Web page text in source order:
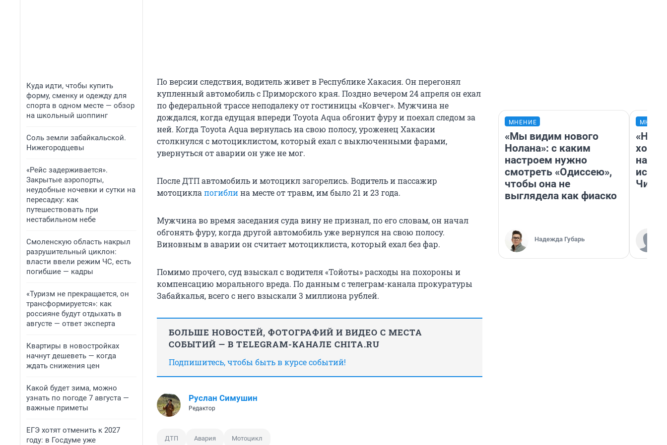
Куда идти, чтобы купить
форму, сменку и одежду для
спорта в одном месте — обзор
на школьный шоппинг
Соль земли забайкальской.
Нижегородцевы
«Рейс задерживается».
Закрытые аэропорты,
неудобные ночевки и сутки на
пересадку: как
путешествовать при
нестабильном небе
Смоленскую область накрыл
разрушительный циклон:
власти ввели режим ЧС, есть
погибшие — кадры
«Туризм не прекращается, он
трансформируется»: как
россияне будут отдыхать в
августе — ответ эксперта
Квартиры в новостройках
начнут дешеветь — когда
ждать снижения цен
Какой будет зима, можно
узнать по погоде 7 августа —
важные приметы
ЕГЭ хотят отменить к 2027
году: в Госдуме уже
По версии следствия, водитель живет в Республике Хакасия. Он перегонял
купленный автомобиль с Приморского края. Поздно вечером 24 апреля он ехал
по федеральной трассе неподалеку от гостиницы «Ковчег». Мужчина не
дождался, когда едущая впереди Toyota Aqua обгонит фуру и поехал следом за
ней. Когда Toyota Aqua вернулась на свою полосу, уроженец Хакасии
столкнулся с мотоциклистом, который ехал с выключенными фарами,
увернуться от аварии он уже не мог.
После ДТП автомобиль и мотоцикл загорелись. Водитель и пассажир
мотоцикла погиблина месте от травм, им было 21 и 23 года.
Мужчина во время заседания суда вину не признал, по его словам, он начал
обгонять фуру, когда другой автомобиль уже вернулся на свою полосу.
Виновным в аварии он считает мотоциклиста, который ехал без фар.
Помимо прочего, суд взыскал с водителя «Тойоты» расходы на похороны и
компенсацию морального вреда. По данным с телеграм-канала прокуратуры
Забайкалья, всего с него взыскали 3 миллиона рублей.
БОЛЬШЕ НОВОСТЕЙ, ФОТОГРАФИЙ И ВИДЕО С МЕСТА
СОБЫТИЙ — В TELEGRAM-КАНАЛЕ CHITA.RU
Подпишитесь, чтобы быть в курсе событий!
Руслан Симушин
Редактор
ДТП Авария Мотоцикл
МНЕНИЕ
«Мы видим нового
Нолана»: с каким
настроем нужно
смотреть «Одиссею»,
чтобы она не
выглядела как фиаско
Надежда Губарь
Читы